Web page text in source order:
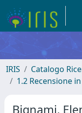
IRIS Catalogo
1.2 Recensione
Bignami,